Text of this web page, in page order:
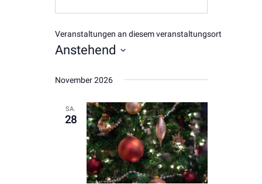
Veranstaltungen an diesem veranstaltungsort
Anstehend
wählen.
November 2026
SA.
28